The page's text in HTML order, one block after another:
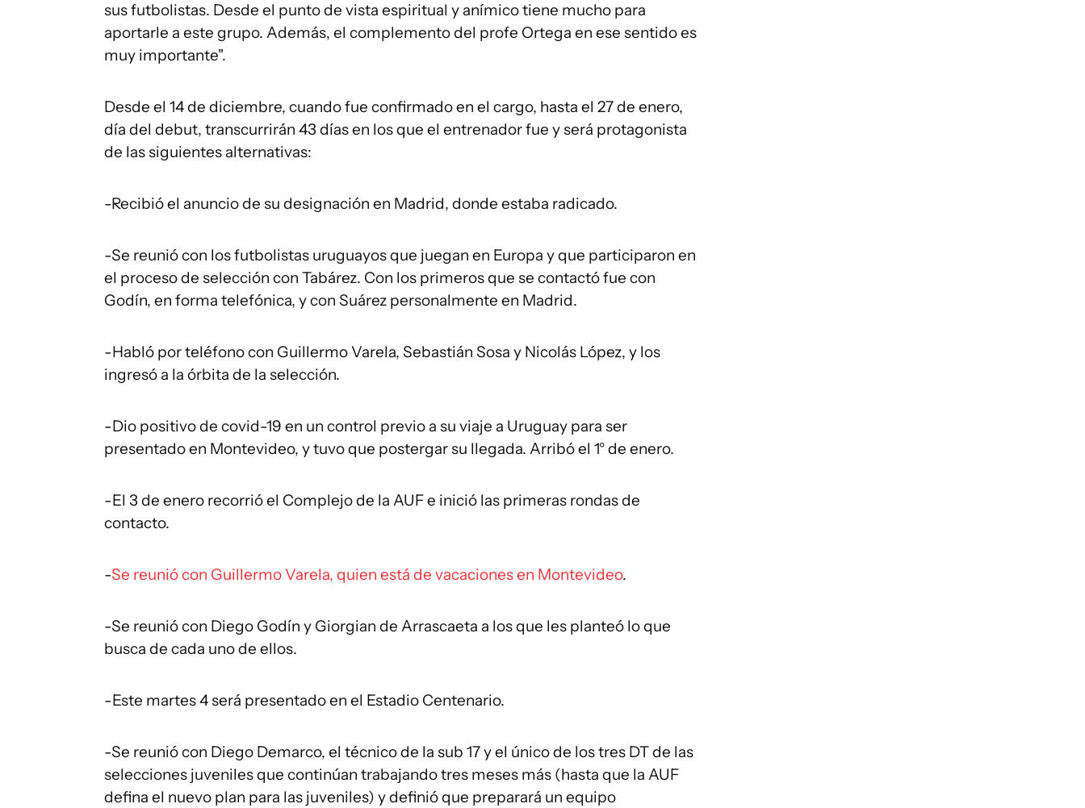
sus futbolistas. Desde el punto de vista espiritual y anímico tiene mucho para
aportarle a este grupo. Además, el complemento del profe Ortega en ese sentido es
muy importante".
Desde el 14 de diciembre, cuando fue confirmado en el cargo, hasta el 27 de enero,
día del debut, transcurrirán 43 días en los que el entrenador fue y será protagonista
de las siguientes alternativas:
-Recibió el anuncio de su designación en Madrid, donde estaba radicado.
-Se reunió con los futbolistas uruguayos que juegan en Europa y que participaron en
el proceso de selección con Tabárez. Con los primeros que se contactó fue con
Godín, en forma telefónica, y con Suárez personalmente en Madrid.
-Habló por teléfono con Guillermo Varela, Sebastián Sosa y Nicolás López, y los
ingresó a la órbita de la selección.
-Dio positivo de covid-19 en un control previo a su viaje a Uruguay para ser
presentado en Montevideo, y tuvo que postergar su llegada. Arribó el 1° de enero.
-El 3 de enero recorrió el Complejo de la AUF e inició las primeras rondas de
contacto.
-Se reunió con Guillermo Varela, quien está de vacaciones en Montevideo.
-Se reunió con Diego Godín y Giorgian de Arrascaeta a los que les planteó lo que
busca de cada uno de ellos.
-Este martes 4 será presentado en el Estadio Centenario.
-Se reunió con Diego Demarco, el técnico de la sub 17 y el único de los tres DT de las
selecciones juveniles que continúan trabajando tres meses más (hasta que la AUF
defina el nuevo plan para las juveniles) y definió que preparará un equipo